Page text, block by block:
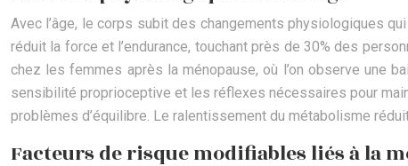
Avec l’âge, le corps subit des changements physiologiques
réduit la force et l’endurance, touchant près de 30% des
chez les femmes après la ménopause, où l’on observe une
sensibilité proprioceptive et les réflexes nécessaires pour
problèmes d’équilibre. Le ralentissement du métabolisme
Facteurs de risque modifiables liés à la